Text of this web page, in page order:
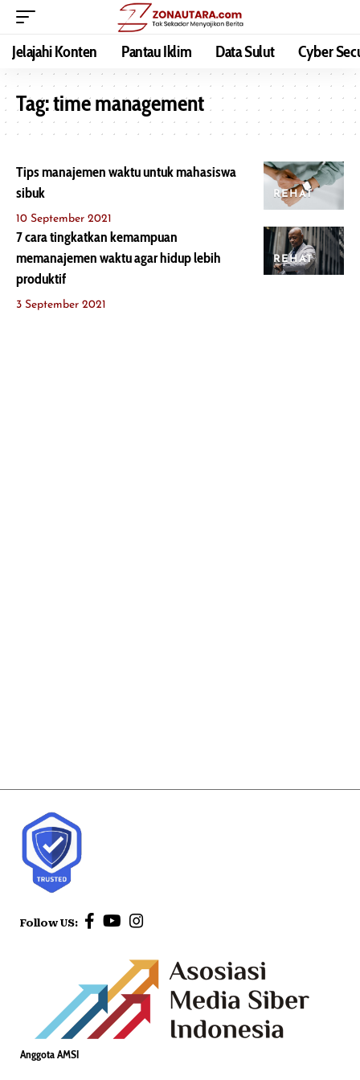
Jelajahi Konten Pantau Iklim Data Sulut Cyber
Tag:time management
REHAT
Tips manajemen waktu untuk mahasiswa
sibuk
10 September 2021
REHAT
7 cara tingkatkan kemampuan
memanajemen waktu agar hidup lebih
produktif
3 September 2021
Follow US:
Anggota AMSI